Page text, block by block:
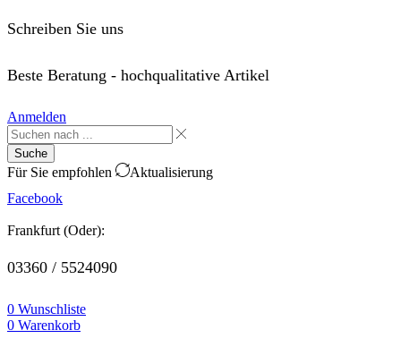
Schreiben Sie uns
Beste Beratung - hochqualitative Artikel
Anmelden
Suche
Für Sie empfohlen
Aktualisierung
Facebook
Frankfurt (Oder):
03360 / 5524090
0 Wunschliste
0 Warenkorb